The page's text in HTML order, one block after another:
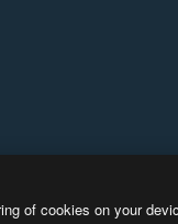
of cookies on your